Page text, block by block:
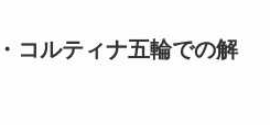
コルティナ五輪での解